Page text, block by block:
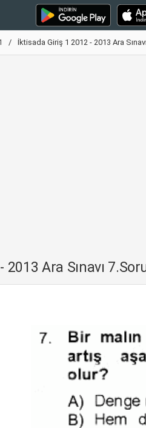
İktisada Giriş 1 2012 - 2013 Ara Sınavı
Ara Sınavı